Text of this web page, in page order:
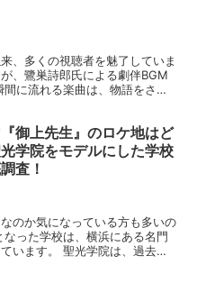
、多くの視聴者を魅了していま
、鷺巣詩郎氏による劇伴BGM
に流れる楽曲は、物語をさら
『御上先生』のロケ地はど
学院をモデルにした学校
査！
のか気になっている方も多いの
った学校は、横浜にある名門
います。 聖光学院は、過去に